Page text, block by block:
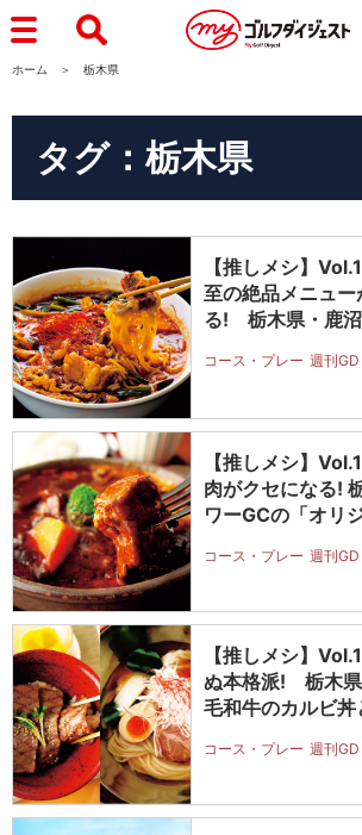
ホーム 栃木県
タグ：栃木県
【推しメシ】
至の絶品メニュー
る! 栃木県・鹿
コース・プレー 週刊GD
【推しメシ】
肉がクセになる!
ワーGCの「オリ
コース・プレー 週刊GD
【推しメシ】
ぬ本格派! 栃木
毛和牛のカルビ
コース・プレー 週刊GD